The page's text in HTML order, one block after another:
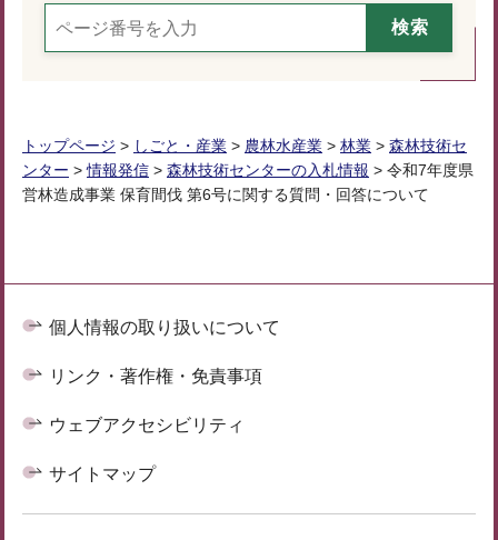
トップページ > しごと・産業 > 農林水産業 > 林業 > 森林技術セ
ンター >情報発信 > 森林技術センターの入札情報 > 令和7年度県
営林造成事業 保育間伐 第6号に関する質問・回答について
個人情報の取り扱いについて
リンク・著作権・免責事項
ウェブアクセシビリティ
サイトマップ